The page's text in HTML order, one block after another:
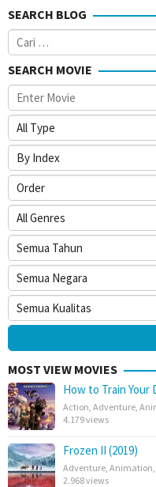
SEARCH BLOG
Cari
untuk:
SEARCH MOVIE
MOST VIEW MOVIES
How to Train Your
Action Adventure
4.179 views
Frozen II (2019)
Adventure Animation
2.968 views